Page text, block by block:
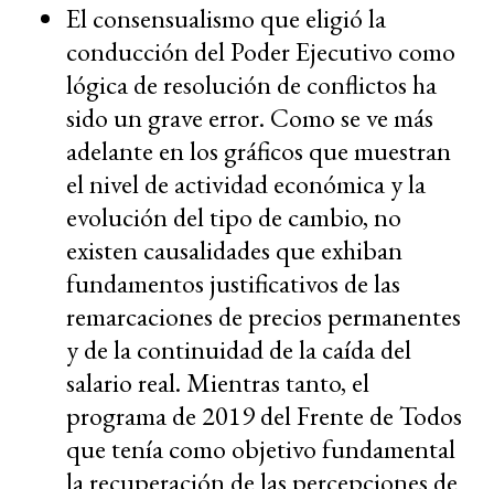
El consensualismo que eligió la
conducción del Poder Ejecutivo como
lógica de resolución de conflictos ha
sido un grave error. Como se ve más
adelante en los gráficos que muestran
el nivel de actividad económica y la
evolución del tipo de cambio, no
existen causalidades que exhiban
fundamentos justificativos de las
remarcaciones de precios permanentes
y de la continuidad de la caída del
salario real. Mientras tanto, el
programa de 2019 del Frente de Todos
que tenía como objetivo fundamental